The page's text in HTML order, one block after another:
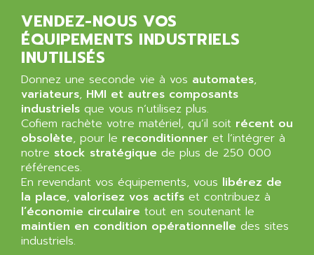
NUM 720
SINUMERIK 802
PCS950
DIGITAX
BUC
RAC3
PANELVIEW 550
AC SERVO
AXODYN
SMD
8200 VECTOR
GP2000 SERIE
AMI SEMICONDUCTOR
AMIC TECHNOLOGY
AMK
AMP
AMP DISPLAY
AMPEREX
AMPEX
AMPHENOL
AMPIRE
AMPLICON
AMRI-KSB
VENDEZ-NOUS VOS
ÉQUIPEMENTS INDUSTRIELS
INUTILISÉS
Donnez une seconde vie à vos automates,
variateurs, HMI et autres composants
industriels que vous n’utilisez plus.
Cofiem rachète votre matériel, qu’il soit récent ou
obsolète, pour le reconditionner et l’intégrer à
notre stock stratégique de plus de 250 000
références.
En revendant vos équipements, vous libérez de
la place, valorisez vos actifs et contribuez à
l’économie circulaire tout en soutenant le
maintien en condition opérationnelle des sites
industriels.